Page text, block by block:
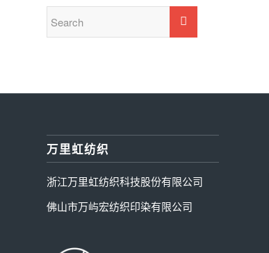
万里虹纺织
浙江万里虹纺织科技股份有限公司
佛山市万屿宏纺织印染有限公司